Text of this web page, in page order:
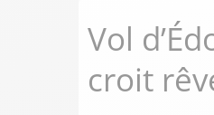
Vol
croit